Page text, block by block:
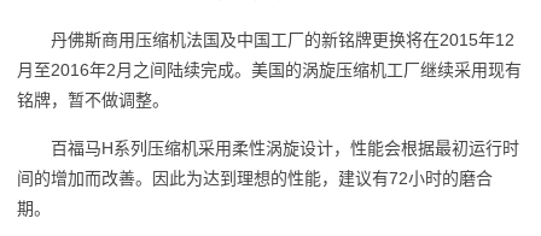
丹佛斯商用压缩机法国及中国工厂的新铭牌更换将在2015年12
月至2016年2月之间陆续完成。美国的涡旋压缩机工厂继续采用现有
铭牌，暂不做调整。
百福马H系列压缩机采用柔性涡旋设计，性能会根据最初运行时
间的增加而改善。因此为达到理想的性能，建议有72小时的磨合
期。